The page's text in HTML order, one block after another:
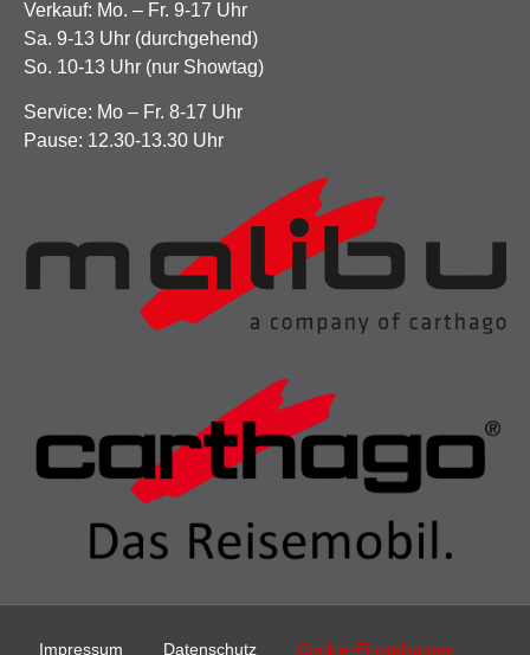
Verkauf: Mo. – Fr. 9-17 Uhr
Sa. 9-13 Uhr (durchgehend)
So. 10-13 Uhr (nur Showtag)
Service: Mo – Fr. 8-17 Uhr
Pause: 12.30-13.30 Uhr
Impressum Datenschutz Cookie-Einstellungen